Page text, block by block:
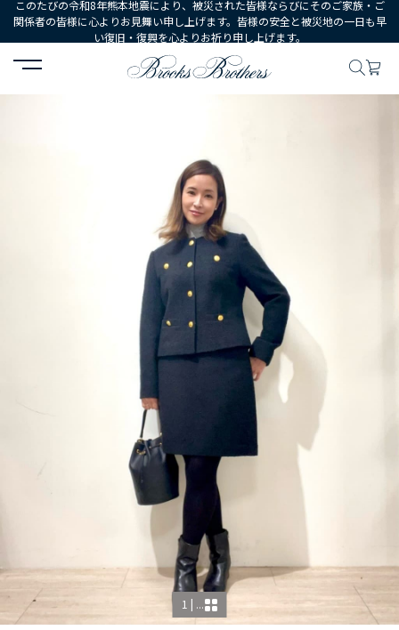
このたびの令和8年熊本地震により、被災された皆様ならびにそのご家族・ご
関係者の皆様に心よりお見舞い申し上げます。皆様の安全と被災地の一日も早
い復旧・復興を心よりお祈り申し上げます。
HOME コーディネート コーディネート詳細
1 | ...